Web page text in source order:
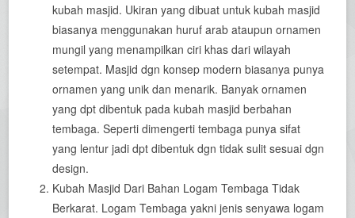
kubah masjid. Ukiran yang dibuat untuk kubah masjid
biasanya menggunakan huruf arab ataupun ornamen
mungil yang menampilkan ciri khas dari wilayah
setempat. Masjid dgn konsep modern biasanya punya
ornamen yang unik dan menarik. Banyak ornamen
yang dpt dibentuk pada kubah masjid berbahan
tembaga. Seperti dimengerti tembaga punya sifat
yang lentur jadi dpt dibentuk dgn tidak sulit sesuai dgn
design.
Kubah Masjid Dari Bahan Logam Tembaga Tidak
Berkarat. Logam Tembaga yakni jenis senyawa logam